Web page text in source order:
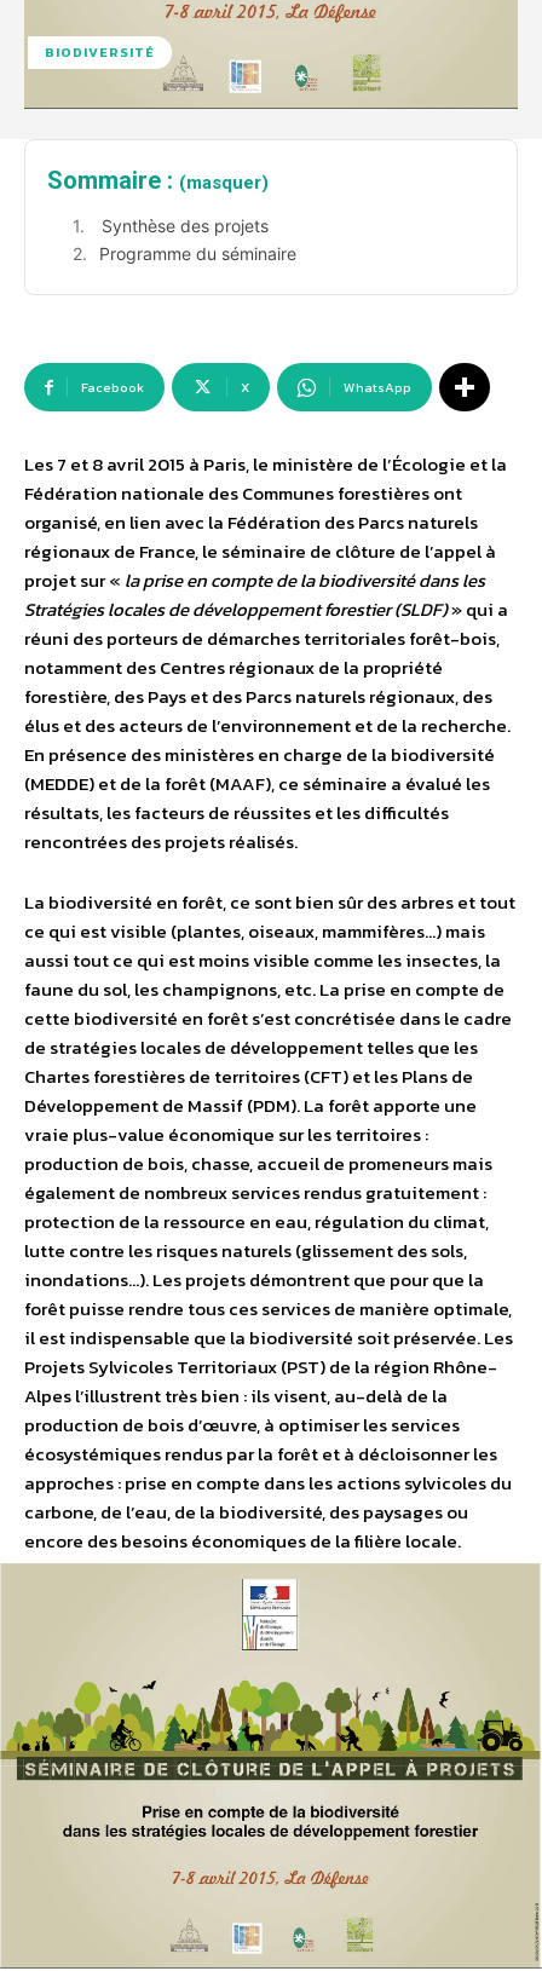
BIODIVERSITÉ
Sommaire : (masquer)
Synthèse des projets
Programme du séminaire
Facebook X WhatsApp
Les 7 et 8 avril 2015 à Paris, le ministère de l’Écologie et la
Fédération nationale des Communes forestières ont
organisé, en lien avec la Fédération des Parcs naturels
régionaux de France, le séminaire de clôture de l’appel à
projet sur « la prise en compte de la biodiversité dans les
Stratégies locales de développement forestier (SLDF)» qui a
réuni des porteurs de démarches territoriales forêt-bois,
notamment des Centres régionaux de la propriété
forestière, des Pays et des Parcs naturels régionaux, des
élus et des acteurs de l’environnement et de la recherche.
En présence des ministères en charge de la biodiversité
(MEDDE) et de la forêt (MAAF), ce séminaire a évalué les
résultats, les facteurs de réussites et les difficultés
rencontrées des projets réalisés.
La biodiversité en forêt, ce sont bien sûr des arbres et tout
ce qui est visible (plantes, oiseaux, mammifères…) mais
aussi tout ce qui est moins visible comme les insectes, la
faune du sol, les champignons, etc. La prise en compte de
cette biodiversité en forêt s’est concrétisée dans le cadre
de stratégies locales de développement telles que les
Chartes forestières de territoires (CFT) et les Plans de
Développement de Massif (PDM). La forêt apporte une
vraie plus-value économique sur les territoires :
production de bois, chasse, accueil de promeneurs mais
également de nombreux services rendus gratuitement :
protection de la ressource en eau, régulation du climat,
lutte contre les risques naturels (glissement des sols,
inondations…). Les projets démontrent que pour que la
forêt puisse rendre tous ces services de manière optimale,
il est indispensable que la biodiversité soit préservée. Les
Projets Sylvicoles Territoriaux (PST) de la région Rhône-
Alpes l’illustrent très bien : ils visent, au-delà de la
production de bois d’œuvre, à optimiser les services
écosystémiques rendus par la forêt et à décloisonner les
approches : prise en compte dans les actions sylvicoles du
carbone, de l’eau, de la biodiversité, des paysages ou
encore des besoins économiques de la filière locale.